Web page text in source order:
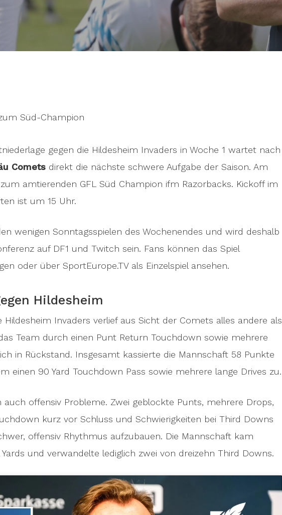
close
Süd-Champion
gegen die Hildesheim Invaders in Woche 1 wartet nach
Comets direkt die nächste schwere Aufgabe der Saison. Am
amtierenden GFL Süd Champion ifm Razorbacks. Kickoff im
ist um 15 Uhr.
wenigen Sonntagsspielen des Wochenendes und wird deshalb
auf DF1 und Twitch sein. Fans können das Spiel
oder über SportEurope.TV als Einzelspiel ansehen.
Hildesheim
Hildesheim Invaders verlief aus Sicht der Comets alles andere als
Team durch einen Punt Return Touchdown sowie mehrere
in Rückstand. Insgesamt kassierte die Mannschaft 58 Punkte
einen 90 Yard Touchdown Pass sowie mehrere lange Drives zu.
auch offensiv Probleme. Zwei geblockte Punts, mehrere Drops,
kurz vor Schluss und Schwierigkeiten bei Third Downs
offensiv Rhythmus aufzubauen. Die Mannschaft kam
und verwandelte lediglich zwei von dreizehn Third Downs.